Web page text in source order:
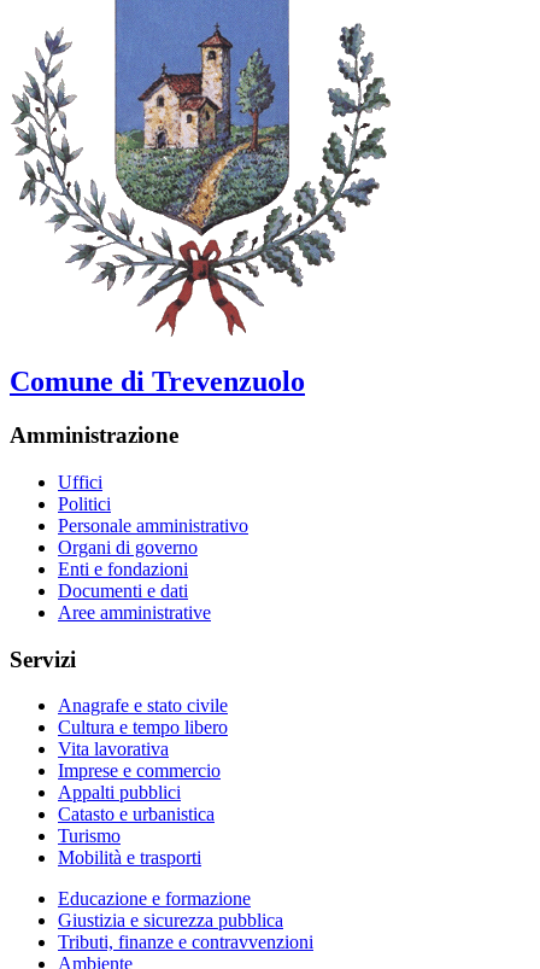
Comune di Trevenzuolo
Amministrazione
Uffici
Politici
Personale amministrativo
Organi di governo
Enti e fondazioni
Documenti e dati
Aree amministrative
Servizi
Anagrafe e stato civile
Cultura e tempo libero
Vita lavorativa
Imprese e commercio
Appalti pubblici
Catasto e urbanistica
Turismo
Mobilità e trasporti
Educazione e formazione
Giustizia e sicurezza pubblica
Tributi, finanze e contravvenzioni
Ambiente